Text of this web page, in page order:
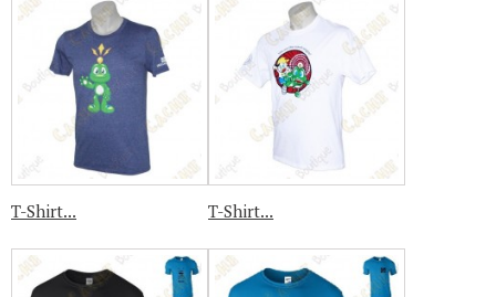
T-Shirt... T-Shirt...